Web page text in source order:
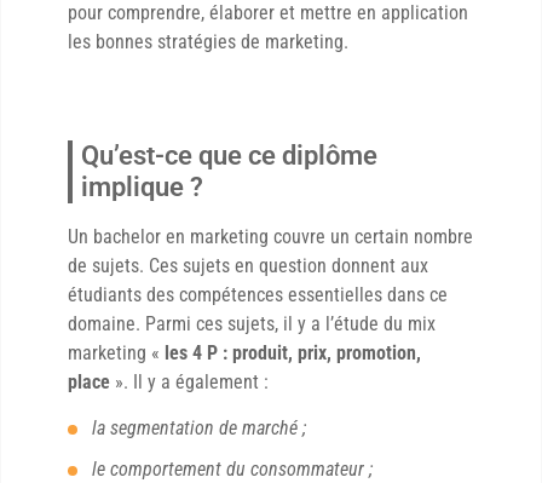
pour comprendre, élaborer et mettre en application
les bonnes stratégies de marketing.
Qu’est-ce que ce diplôme
implique ?
Un bachelor en marketing couvre un certain nombre
de sujets. Ces sujets en question donnent aux
étudiants des compétences essentielles dans ce
domaine. Parmi ces sujets, il y a l’étude du mix
marketing « les 4 P : produit, prix, promotion,
place ». Il y a également :
la segmentation de marché ;
le comportement du consommateur ;